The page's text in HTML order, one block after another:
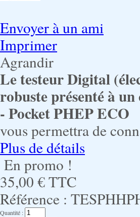
Envoyer à un ami
Imprimer
Agrandir
Le testeur Digital
robuste présenté à
- Pocket PHEP ECO
vous permettra de
Plus de détails
En promo !
35,00 €TTC
Référence :
Quantité :